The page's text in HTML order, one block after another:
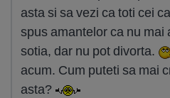
asta si sa vezi ca toti cei
spus amantelor ca nu mai
sotia, dar nu pot divorta.
acum. Cum puteti sa mai
asta?